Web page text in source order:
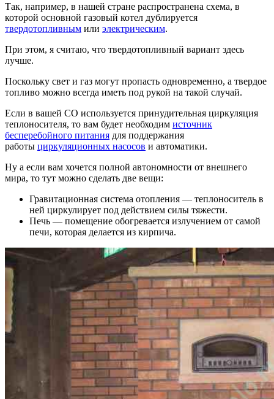
Так, например, в нашей стране распространена схема, в
которой основной газовый котел дублируется
твердотопливным или электрическим.
При этом, я считаю, что твердотопливный вариант здесь
лучше.
Поскольку свет и газ могут пропасть одновременно, а твердое
топливо можно всегда иметь под рукой на такой случай.
Если в вашей СО используется принудительная циркуляция
теплоносителя, то вам будет необходим источник
бесперебойного питания для поддержания
работы циркуляционных насосов и автоматики.
Ну а если вам хочется полной автономности от внешнего
мира, то тут можно сделать две вещи:
Гравитационная система отопления — теплоноситель в
ней циркулирует под действием силы тяжести.
Печь — помещение обогревается излучением от самой
печи, которая делается из кирпича.